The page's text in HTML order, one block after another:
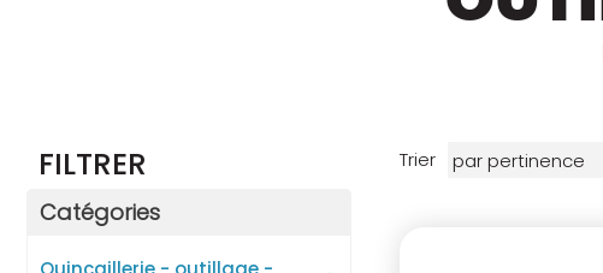
FILTRER
Catégories
Trier